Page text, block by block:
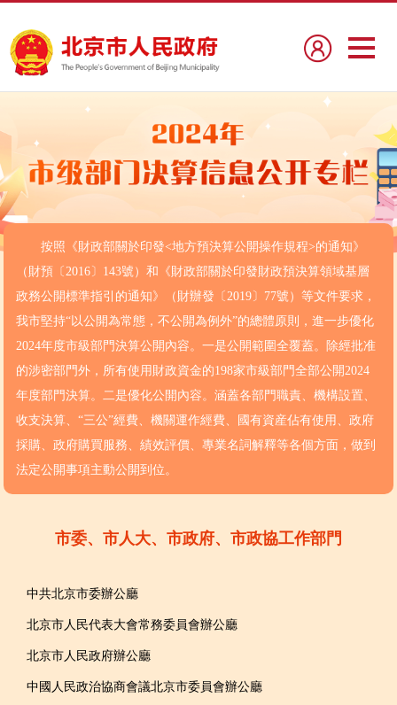
按照《財政部關於印發<地方預決算公開操作規程>的通知》
（財預〔2016〕143號）和《財政部關於印發財政預決算領域基層
政務公開標準指引的通知》（財辦發〔2019〕77號）等文件要求，
我市堅持“以公開為常態，不公開為例外”的總體原則，進一步優化
2024年度市級部門決算公開內容。一是公開範圍全覆蓋。除經批准
的涉密部門外，所有使用財政資金的198家市級部門全部公開2024
年度部門決算。二是優化公開內容。涵蓋各部門職責、機構設置、
收支決算、“三公”經費、機關運作經費、國有資産佔有使用、政府
採購、政府購買服務、績效評價、專業名詞解釋等各個方面，做到
法定公開事項主動公開到位。
市委、市人大、市政府、市政協工作部門
中共北京市委辦公廳
北京市人民代表大會常務委員會辦公廳
北京市人民政府辦公廳
中國人民政治協商會議北京市委員會辦公廳